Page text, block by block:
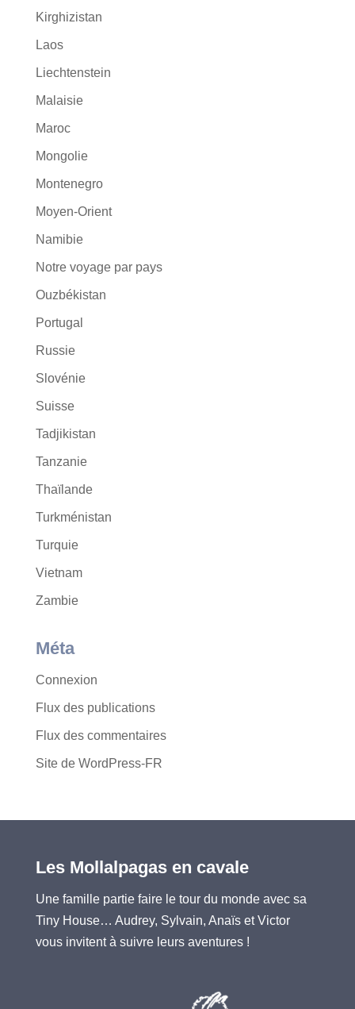
Kirghizistan
Laos
Liechtenstein
Malaisie
Maroc
Mongolie
Montenegro
Moyen-Orient
Namibie
Notre voyage par pays
Ouzbékistan
Portugal
Russie
Slovénie
Suisse
Tadjikistan
Tanzanie
Thaïlande
Turkménistan
Turquie
Vietnam
Zambie
Méta
Connexion
Flux des publications
Flux des commentaires
Site de WordPress-FR
Les Mollalpagas en cavale
Une famille partie faire le tour du monde avec sa
Tiny House… Audrey, Sylvain, Anaïs et Victor
vous invitent à suivre leurs aventures !